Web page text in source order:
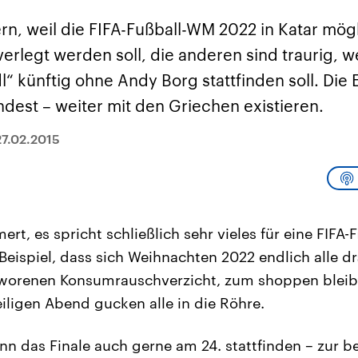
und
gehören die
Staaten zu
der Erde, mit
Einfluss auf das
Weltgeschehen.
palästinensischen
Hamas im Oktober 2023
auf Israel hat in der
Region wieder die
Gewalt entfacht. Israel
möchte die Hamas
Islamischen
1979 auch
Republik Iran – ist
Religionsführer
Osten. Eine
weil die FIFA-Fußball-WM 2022 in Katar
werden soll, die anderen sind traurig,
künftig ohne Andy Borg stattfinden soll. Die
– weiter mit den Griechen existieren.
es spricht schließlich sehr vieles für eine FIFA-
dass sich Weihnachten 2022 endlich alle
Konsumrauschverzicht, zum shoppen
Abend gucken alle in die Röhre.
das Finale auch gerne am 24. stattfinden – zur